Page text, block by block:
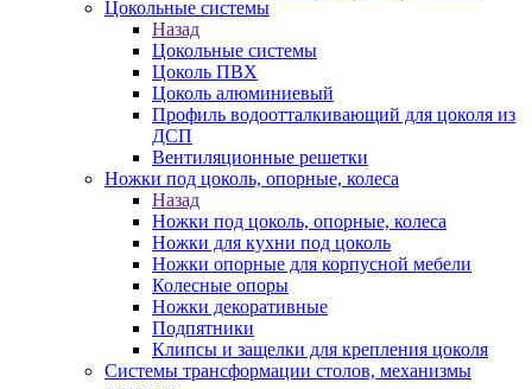
Цокольные системы
Назад
Цокольные системы
Цоколь ПВХ
Цоколь алюминиевый
Профиль водоотталкивающий для цоколя из
ДСП
Вентиляционные решетки
Ножки под цоколь, опорные, колеса
Назад
Ножки под цоколь, опорные, колеса
Ножки для кухни под цоколь
Ножки опорные для корпусной мебели
Колесные опоры
Ножки декоративные
Подпятники
Клипсы и защелки для крепления цоколя
Системы трансформации столов, механизмы